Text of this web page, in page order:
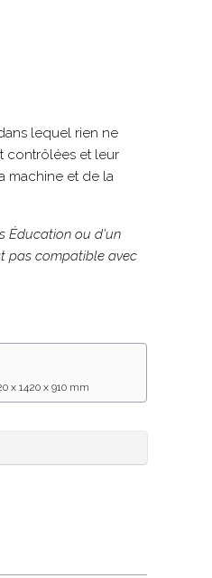
lequel rien ne
contrôlées et leur
machine et de la
Éducation ou d'un
pas compatible avec
x 1420 x 910 mm